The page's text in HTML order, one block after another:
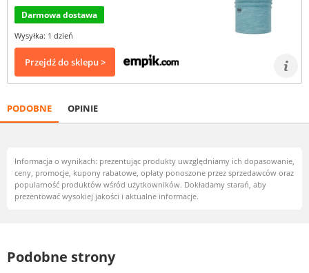
Darmowa dostawa
Wysyłka: 1 dzień
Przejdź do sklepu >
PODOBNE OPINIE
Informacja o wynikach: prezentując produkty uwzględniamy ich dopasowanie,
ceny, promocje, kupony rabatowe, opłaty ponoszone przez sprzedawców oraz
popularność produktów wśród użytkowników. Dokładamy starań, aby
prezentować wysokiej jakości i aktualne informacje.
Podobne strony